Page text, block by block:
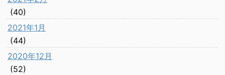
(40)
2021年1月
(44)
2020年12月
(52)